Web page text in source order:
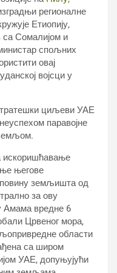
регионалне
Етиопију,
са Сомалијом и
спољних
овај
војсци у
циљеви УАЕ
паравојне
искоришћавање
његове
земљишта од
за ову
Амама вредне 6
Црвеног мора,
области
са широм
УАЕ, допуњујући